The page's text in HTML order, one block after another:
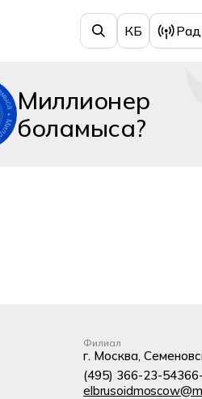
КБ
Миллионер
боламыса?
Филиал
г. Москва,
(495) 366-23-54